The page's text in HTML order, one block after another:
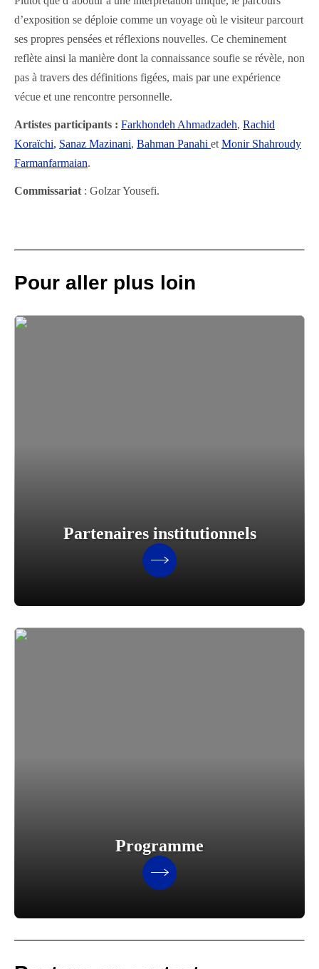
d’exposition se déploie comme un voyage où le visiteur parcourt
ses propres pensées et réflexions nouvelles. Ce cheminement
reflète ainsi la manière dont la connaissance soufie se révèle, non
pas à travers des définitions figées, mais par une expérience
vécue et une rencontre personnelle.
Artistes participants : Farkhondeh Ahmadzadeh, Rachid
Koraïchi, Sanaz Mazinani, Bahman Panahi et Monir Shahroudy
Farmanfarmaian.
Commissariat : Golzar Yousefi.
Pour aller plus loin
Partenaires institutionnels
Programme